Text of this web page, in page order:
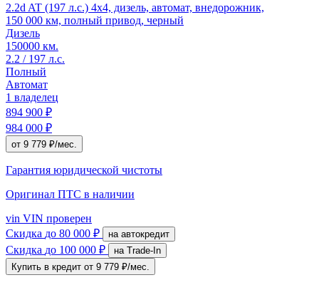
2.2d AT (197 л.с.) 4x4, дизель, автомат, внедорожник,
150 000 км, полный привод, черный
Дизель
150000 км.
2.2 / 197 л.с.
Полный
Автомат
1 владелец
894 900 ₽
984 000 ₽
от 9 779 ₽/мес.
Гарантия юридической чистоты
Оригинал ПТС в наличии
vin VIN проверен
Скидка до 80 000 ₽ на автокредит
Скидка до 100 000 ₽
на Trade-In
Купить в кредит от 9 779 ₽/мес.